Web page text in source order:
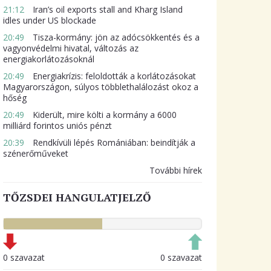
21:12
Iran’s oil exports stall and Kharg Island
idles under US blockade
20:49
Tisza-kormány: jön az adócsökkentés és a
vagyonvédelmi hivatal, változás az
energiakorlátozásoknál
20:49
Energiakrízis: feloldották a korlátozásokat
Magyarországon, súlyos többlethalálozást okoz a
hőség
20:49
Kiderült, mire költi a kormány a 6000
milliárd forintos uniós pénzt
20:39
Rendkívüli lépés Romániában: beindítják a
szénerőműveket
További hírek
TŐZSDEI HANGULATJELZŐ
0 szavazat 0 szavazat